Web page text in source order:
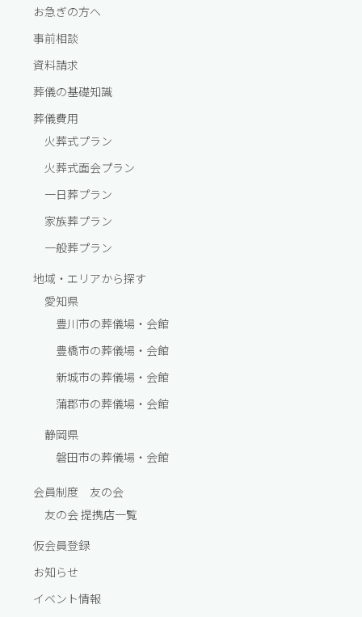
お急ぎの方へ
事前相談
資料請求
葬儀の基礎知識
葬儀費⽤
火葬式プラン
火葬式面会プラン
一⽇葬プラン
家族葬プラン
一般葬プラン
地域・エリアから探す
愛知県
豊川市の葬儀場・会館
豊橋市の葬儀場・会館
新城市の葬儀場・会館
蒲郡市の葬儀場・会館
静岡県
磐田市の葬儀場・会館
会員制度 友の会
友の会 提携店一覧
仮会員登録
お知らせ
イベント情報